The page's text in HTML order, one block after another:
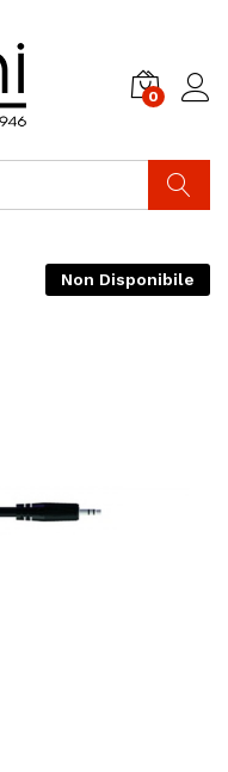
0
Non Disponibile